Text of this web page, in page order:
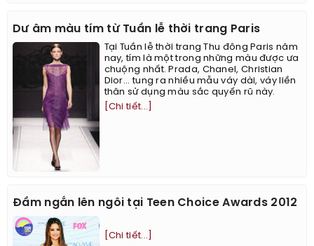
Dư âm màu tím từ Tuần lễ thời trang Paris
Tại Tuần lễ thời trang Thu đông Paris năm
nay, tím là một trong những màu được ưa
chuộng nhất. Prada, Chanel, Christian
Dior... tung ra nhiều mẫu váy dài, váy liền
thân sử dụng màu sắc quyến rũ này.
[Chi tiết...]
Đầm ngắn lên ngôi tại Teen Choice Awards 2012
[Chi tiết...]